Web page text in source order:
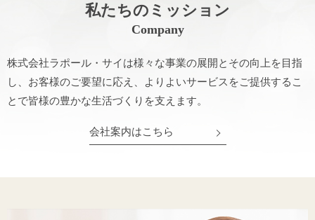
私たちのミッション
Company
株式会社ラポール・サイは様々な事業の展開とその向上を目指
し、 お客様のご要望に応え、よりよいサービスをご提供するこ
とで皆様の豊かな生活づくりを支えます。
会社案内はこちら